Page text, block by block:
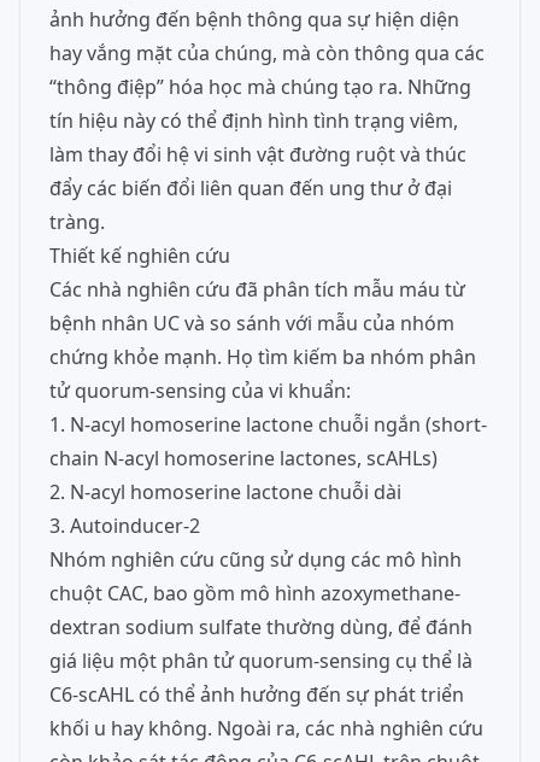
ảnh hưởng đến bệnh thông qua sự hiện diện
hay vắng mặt của chúng, mà còn thông qua các
“thông điệp” hóa học mà chúng tạo ra. Những
tín hiệu này có thể định hình tình trạng viêm,
làm thay đổi hệ vi sinh vật đường ruột và thúc
đẩy các biến đổi liên quan đến ung thư ở đại
tràng.
Thiết kế nghiên cứu
Các nhà nghiên cứu đã phân tích mẫu máu từ
bệnh nhân UC và so sánh với mẫu của nhóm
chứng khỏe mạnh. Họ tìm kiếm ba nhóm phân
tử quorum-sensing của vi khuẩn:
1. N-acyl homoserine lactone chuỗi ngắn (short-
chain N-acyl homoserine lactones, scAHLs)
2. N-acyl homoserine lactone chuỗi dài
3. Autoinducer-2
Nhóm nghiên cứu cũng sử dụng các mô hình
chuột CAC, bao gồm mô hình azoxymethane-
dextran sodium sulfate thường dùng, để đánh
giá liệu một phân tử quorum-sensing cụ thể là
C6-scAHL có thể ảnh hưởng đến sự phát triển
khối u hay không. Ngoài ra, các nhà nghiên cứu